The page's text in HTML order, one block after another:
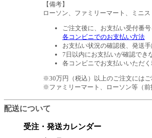
【備考】
ローソン、ファミリーマート、ミニ
ご注文後に、お支払い受付番
各コンビニでのお支払い方法
お支払い状況の確認後、発送
7日以内にお支払いが確認でき
各コンビニでお支払いいただ
※30万円（税込）以上のご注文にはご
※ファミリーマート、ローソン等（
配送について
受注・発送カレンダー